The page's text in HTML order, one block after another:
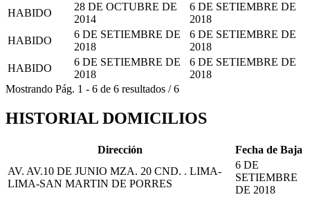
HABIDO
28 DE OCTUBRE DE
2014
6 DE SETIEMBRE DE
2018
HABIDO
6 DE SETIEMBRE DE
2018
6 DE SETIEMBRE DE
2018
HABIDO
6 DE SETIEMBRE DE
2018
6 DE SETIEMBRE DE
2018
Mostrando Pág. 1 - 6 de 6 resultados /6
HISTORIAL DOMICILIOS
Dirección
Fecha de Baja
AV. AV.10 DE JUNIO MZA. 20 CND. . LIMA-
LIMA-SAN MARTIN DE PORRES
6 DE
SETIEMBRE
DE 2018